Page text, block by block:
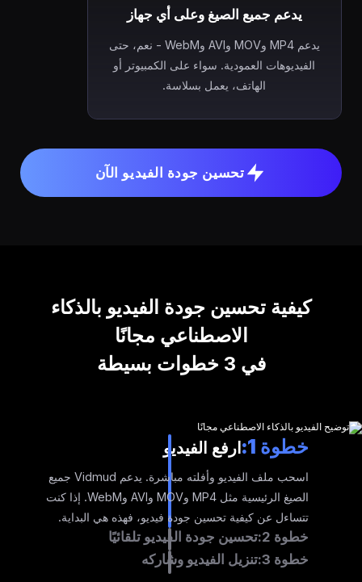
يدعم جميع الصيغ وعلى أي جهاز
يدعم MP4 وMOV وAVI وWebM - نعم، حتى
الفيديوهات العمودية. سواء على الكمبيوتر أو
الهاتف، يعمل بسلاسة.
تحسين جودة الفيديو الآن
كيفية تحسين جودة الفيديو بالذكاء
الاصطناعي مجانًا
في 3 خطوات بسيطة
خطوة 1: ارفع الفيديو
اسحب ملف الفيديو وأفلته مباشرة. يدعم Vidmud جميع
الصيغ الرئيسية مثل MP4 وMOV وAVI وWebM. إذا كنت
تتساءل عن كيفية تحسين جودة فيديو، فهذه هي البداية.
خطوة 2:
تحسين جودة الفيديو تلقائيًا
خطوة 3:
تنزيل الفيديو وشاركه